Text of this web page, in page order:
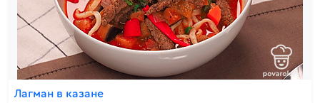
Лагман в казане